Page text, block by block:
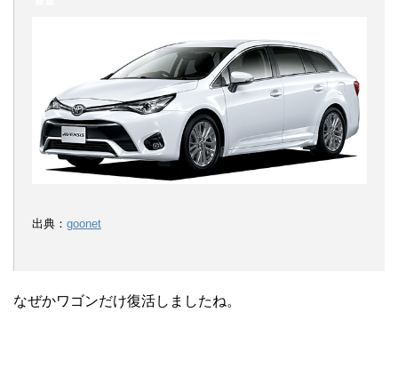
出典： goonet
なぜかワゴンだけ復活しましたね。